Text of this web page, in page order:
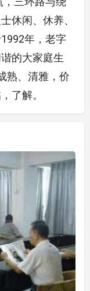
休闲、休养、
年，老字
的大家庭生
熟、清雅，价
了解。